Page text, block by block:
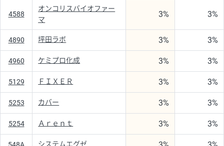
4588
オンコリスバイオファー
マ
3% 3%
4890 坪田ラボ 3% 3%
4960 ケミプロ化成 3% 3%
5129 ＦＩＸＥＲ 3% 3%
5253 カバー 3% 3%
5254 Ａｒｅｎｔ 3% 3%
システムエグゼ